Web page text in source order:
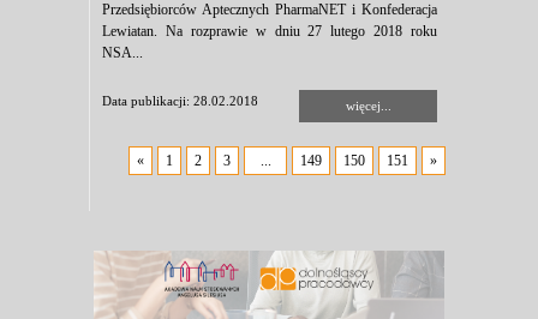
Przedsiębiorców Aptecznych PharmaNET i Konfederacja
Lewiatan. Na rozprawie w dniu 27 lutego 2018 roku
NSA...
Data publikacji: 28.02.2018 więcej...
« 1 2 3 ... 149 150 151 »